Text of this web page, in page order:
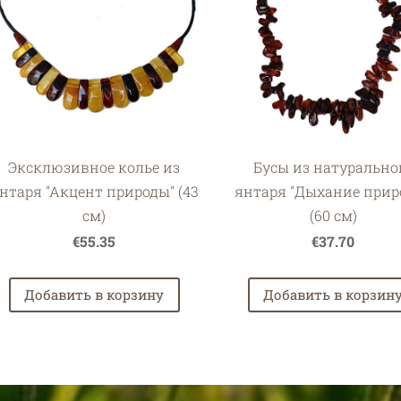
Эксклюзивное колье из
"Акцент природы" (43
см)
€55.35
Добавить в корзину
Бусы из
янтаря "Дыхание
(60 см)
€37.70
Добавить в